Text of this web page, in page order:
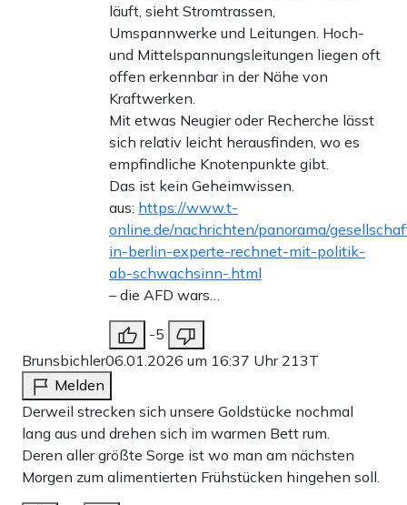
läuft, sieht Stromtrassen,
Umspannwerke und Leitungen. Hoch-
und Mittelspannungsleitungen liegen oft
offen erkennbar in der Nähe von
Kraftwerken.
Mit etwas Neugier oder Recherche lässt
sich relativ leicht herausfinden, wo es
empfindliche Knotenpunkte gibt.
Das ist kein Geheimwissen.
aus: https://www.t-
online.de/nachrichten/panorama/
in-berlin-experte-rechnet-mit-politik-
ab-schwachsinn-.html
– die AFD wars…
-5
Brunsbichler06.01.2026 um 16:37 Uhr 213T
Melden
Derweil strecken sich unsere Goldstücke nochmal
lang aus und drehen sich im warmen Bett rum.
Deren aller größte Sorge ist wo man am nächsten
Morgen zum alimentierten Frühstücken hingehen soll.